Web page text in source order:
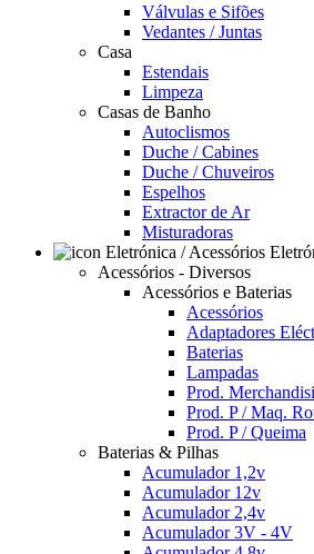
Válvulas e Sifões
Vedantes / Juntas
Casa
Estendais
Limpeza
Casas de Banho
Autoclismos
Duche / Cabines
Duche / Chuveiros
Espelhos
Extractor de Ar
Misturadoras
Acessórios - Diversos
Acessórios e Baterias
Acessórios
Adaptadores
Baterias
Lampadas
Prod.
Prod. P / Maq.
Prod. P / Queima
Baterias & Pilhas
Acumulador 1,2v
Acumulador 12v
Acumulador 2,4v
Acumulador 3V - 4V